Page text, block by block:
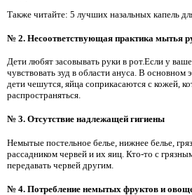
Также читайте: 5 лучших назальных капель
№ 2. Несоответствующая практика мытья
Дети любят засовывать руки в рот.Если у
чувствовать зуд в области ануса. В основном
дети чешутся, яйца соприкасаются с кожей,
распространяться.
№ 3. Отсутствие надлежащей гигиены
Немытые постельное белье, нижнее белье,
рассадником червей и их яиц. Кто-то с
передавать червей другим.
№ 4. Потребление немытых фруктов и